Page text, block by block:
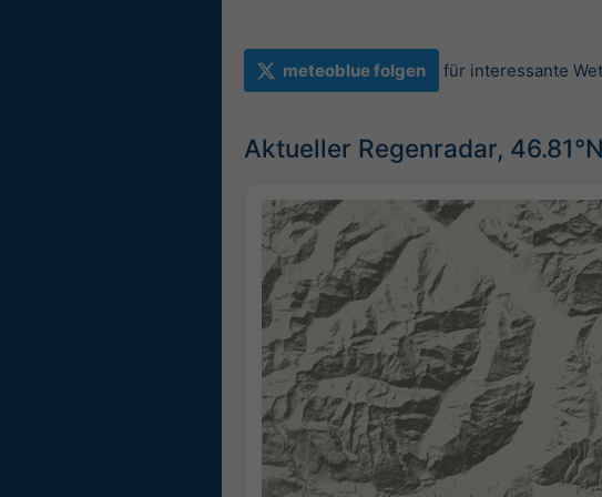
meteoblue folgen für interessante
Aktueller Regenradar,